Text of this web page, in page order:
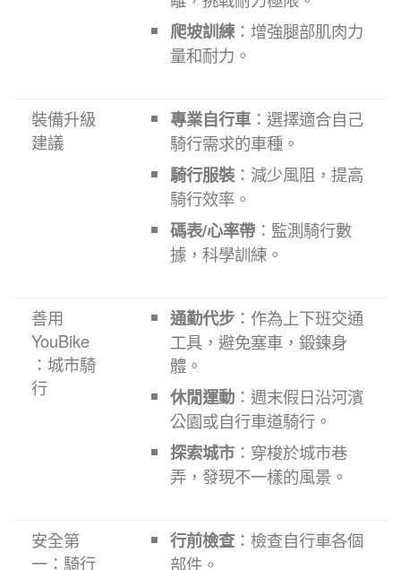
爬坡訓練 ：增強腿部肌肉力
量和耐力。
裝備升級
建議
專業自行車：選擇適合自己
騎行需求的車種。
騎行服裝 ：減少風阻，提高
騎行效率。
碼表/心率帶 ：監測騎行數
據，科學訓練。
善用
YouBike
：城市騎
行
通勤代步 ：作為上下班交通
工具，避免塞車，鍛鍊身
體。
休閒運動 ：週末假日沿河濱
公園或自行車道騎行。
探索城市：穿梭於城市巷
弄，發現不一樣的風景。
安全第
一：騎行
行前檢查 ：檢查自行車各個
部件。